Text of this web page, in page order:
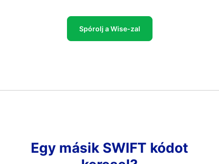
Spórolj a Wise-zal
Egy másik SWIFT kódot